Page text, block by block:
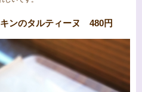
ンのタルティーヌ 480円